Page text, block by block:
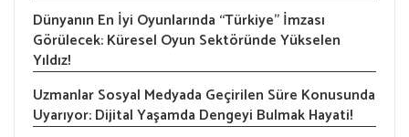
Dünyanın En İyi Oyunlarında “Türkiye” İmzası
Görülecek: Küresel Oyun Sektöründe Yükselen
Yıldız!
Uzmanlar Sosyal Medyada Geçirilen Süre Konusunda
Uyarıyor: Dijital Yaşamda Dengeyi Bulmak Hayati!